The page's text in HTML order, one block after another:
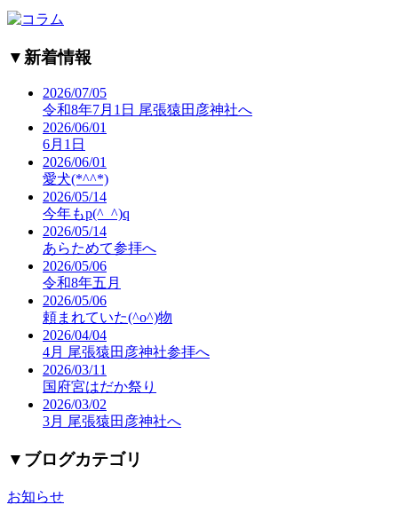
▼ 新着情報
2026/07/05
令和8年7月1日 尾張猿田彦神社へ
2026/06/01
6月1日
2026/06/01
愛犬(*^^*)
2026/05/14
今年もp(^_^)q
2026/05/14
あらためて参拝へ
2026/05/06
令和8年五月
2026/05/06
頼まれていた(^o^)物
2026/04/04
4月 尾張猿田彦神社参拝へ
2026/03/11
国府宮はだか祭り
2026/03/02
3月 尾張猿田彦神社へ
▼ ブログカテゴリ
お知らせ